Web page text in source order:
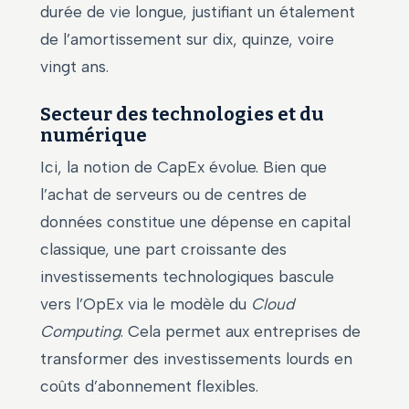
durée de vie longue, justifiant un étalement
de l’amortissement sur dix, quinze, voire
vingt ans.
Secteur des technologies et du
numérique
Ici, la notion de CapEx évolue. Bien que
l’achat de serveurs ou de centres de
données constitue une dépense en capital
classique, une part croissante des
investissements technologiques bascule
vers l’OpEx via le modèle du Cloud
Computing. Cela permet aux entreprises de
transformer des investissements lourds en
coûts d’abonnement flexibles.